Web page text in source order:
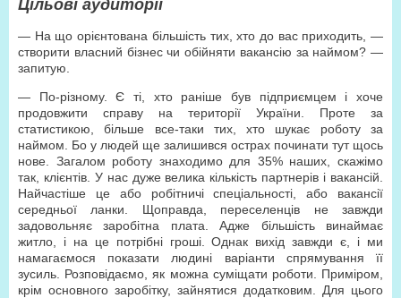
Цільові аудиторії
— На що орієнтована більшість тих, хто до вас приходить, —
створити власний бізнес чи обійняти вакансію за наймом? —
запитую.
— По-різному. Є ті, хто раніше був підприємцем і хоче
продовжити справу на території України. Проте за
статистикою, більше все-таки тих, хто шукає роботу за
наймом. Бо у людей ще залишився острах починати тут щось
нове. Загалом роботу знаходимо для 35% наших, скажімо
так, клієнтів. У нас дуже велика кількість партнерів і вакансій.
Найчастіше це або робітничі спеціальності, або вакансії
середньої ланки. Щоправда, переселенців не завжди
задовольняє заробітна плата. Адже більшість винаймає
житло, і на це потрібні гроші. Однак вихід завжди є, і ми
намагаємося показати людині варіанти спрямування її
зусиль. Розповідаємо, як можна суміщати роботи. Приміром,
крім основного заробітку, зайнятися додатковим. Для цього